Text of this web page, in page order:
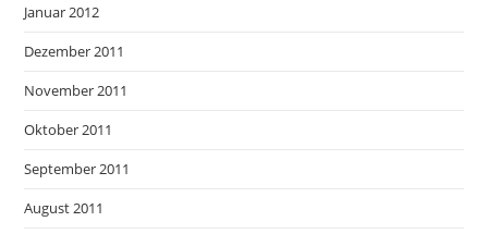
Januar 2012
Dezember 2011
November 2011
Oktober 2011
September 2011
August 2011